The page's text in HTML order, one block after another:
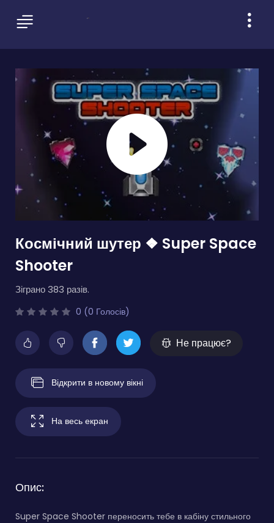
Космічний шутер ❖ Super Space
Shooter
Зіграно 383 разів.
0 (0 Голосів)
Не працює?
Відкрити в новому вікні
На весь екран
Опис:
Super Space Shooter переносить тебе в кабіну стильного